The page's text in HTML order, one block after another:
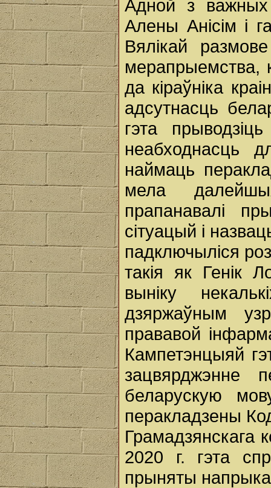
Адной з
Алены Анісім і
Вялікай
мерапрыемства,
да кіраўніка
адсутнасць
гэта
неабходнасць
наймаць
мела
прапанавалі
сітуацый і
падключыліся
такія як Генік
выніку
дзяржаўным
прававой
Кампетэнцыяй
зацвярджэнне
беларускую
перакладзены
Грамадзянскага
2020 г. гэта
прыняты